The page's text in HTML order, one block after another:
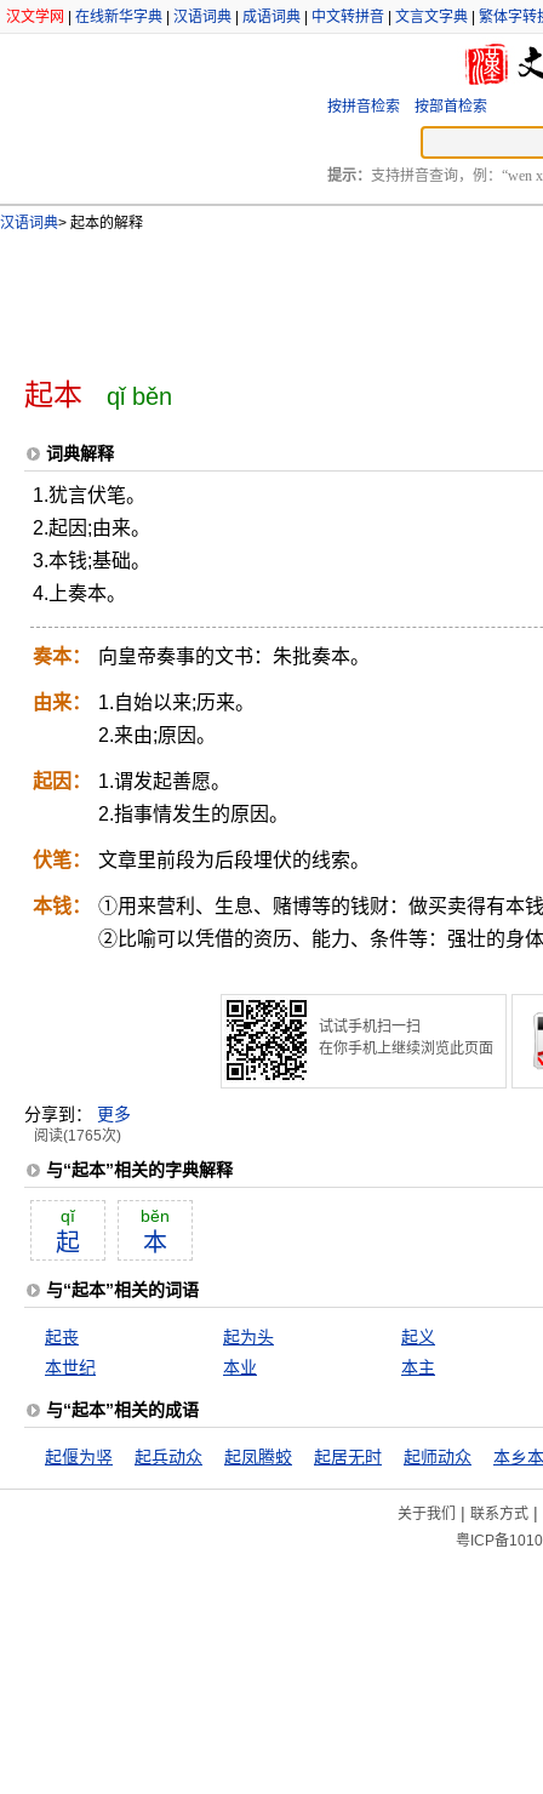
汉文学网 在线新华字典 汉语词典 成语词典 中文转拼音 文言文字典 繁体字转
按拼音检索 按部首检索
提示： 支持拼音查询，例：“wen
汉语词典> 起本的解释
起本 qǐ běn
词典解释
1.犹言伏笔。
2.起因;由来。
3.本钱;基础。
4.上奏本。
奏本： 向皇帝奏事的文书：朱批奏本。
由来：
1.自始以来;历来。
2.来由;原因。
起因：
1.谓发起善愿。
2.指事情发生的原因。
伏笔： 文章里前段为后段埋伏的线索。
本钱：
①用来营利、生息、赌博等的钱财：做买卖得有本
②比喻可以凭借的资历、能力、条件等：强壮的身
试试手机扫一扫
在你手机上继续浏览此页面
分享到： 更多
阅读(1765次)
与“起本”相关的字典解释
qĭ
起
bĕn
本
与“起本”相关的词语
起丧 起为头
起义
本世纪
本业 本主
与“起本”相关的成语
起偃为竖 起兵动众 起凤腾蛟 起居无时 起师动众 本乡
关于我们 | 联系方式|
粤ICP备